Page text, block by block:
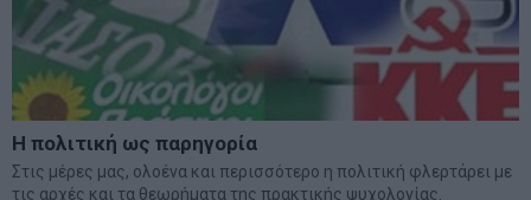
Η πολιτική ως παρηγορία
Στις μέρες μας, ολοένα και περισσότερο η πολιτική φλερτάρει με
τις αρχές και τα θεωρήματα της πρακτικής ψυχολογίας.